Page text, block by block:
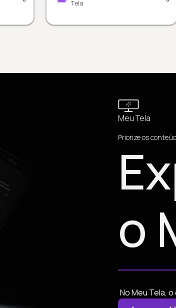
Tela
Meu Tela
Priorize os
o
No Meu Tela,